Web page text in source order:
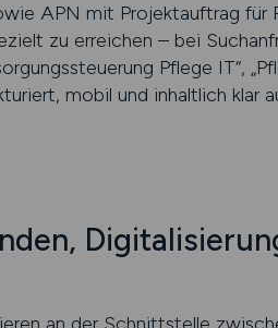
APN mit Projektauftrag für
zu erreichen – bei
Pflege IT“,
mobil und inhaltlich klar